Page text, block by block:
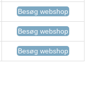
Besøg webshop
Besøg webshop
Besøg webshop